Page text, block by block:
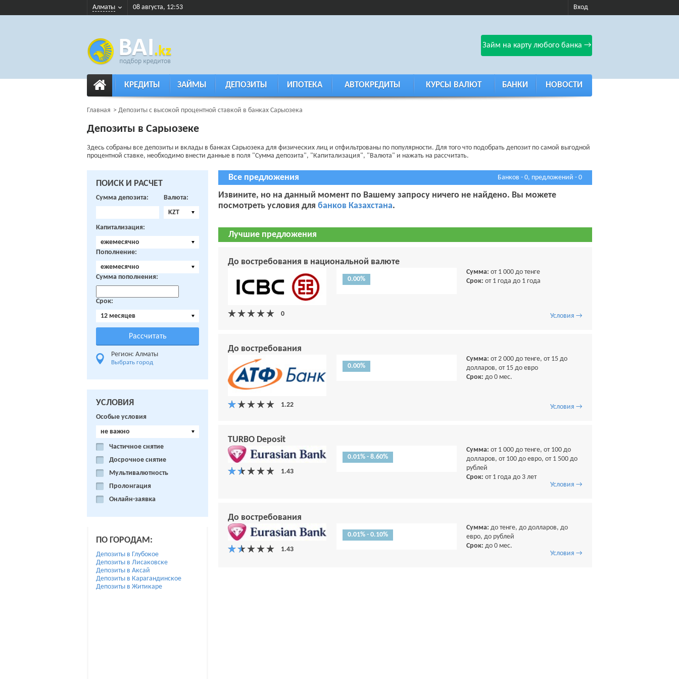
Алматы 08 августа, 12:53 Вход
Займ на карту любого банка →
КРЕДИТЫ ЗАЙМЫ ДЕПОЗИТЫ ИПОТЕКА АВТОКРЕДИТЫ КУРСЫ ВАЛЮТ БАНКИ НОВОСТИ
Главная Депозиты с высокой процентной ставкой в банках Сарыозека
Депозиты в Сарыозеке
Здесь собраны все депозиты и вклады в банках Сарыозека для физических лиц и отфильтрованы по популярности. Для того что подобрать депозит по самой выгодной
процентной ставке, необходимо внести данные в поля "Сумма депозита", "Капитализация", "Валюта" и нажать на рассчитать.
Все предложения Банков - 0, предложений - 0
Извините, но на данный момент по Вашему запросу ничего не найдено. Вы можете
посмотреть условия для банков Казахстана.
Лучшие предложения
До востребования в национальной валюте
0.00%
Сумма: от 1 000 до тенге
Срок: от 1 года до 1 года
Условия →
До востребования
0.00%
Сумма: от 2 000 до тенге, от 15 до
долларов, от 15 до евро
Срок: до 0 мес.
Условия →
TURBO Deposit
0.01% - 8.60%
Сумма: от 1 000 до тенге, от 100 до
долларов, от 100 до евро, от 1 500 до
рублей
Срок: от 1 года до 3 лет
Условия →
До востребования
0.01% - 0.10%
Сумма: до тенге, до долларов, до
евро, до рублей
Срок: до 0 мес.
Условия →
ПОИСК И РАСЧЕТ
Сумма депозита:
Валюта:
KZT
Капитализация:
ежемесячно
Пополнение:
ежемесячно
Сумма пополнения:
Срок:
12 месяцев
Регион: Алматы
Выбрать город
УСЛОВИЯ
Особые условия
не важно
Частичное снятие
Досрочное снятие
Мультивалютность
Пролонгация
Онлайн-заявка
ПО ГОРОДАМ:
Депозиты в Глубокое
Депозиты в Лисаковске
Депозиты в Аксай
Депозиты в Карагандинское
Депозиты в Житикаре